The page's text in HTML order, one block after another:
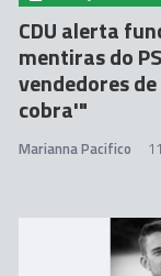
CDU alerta
mentiras do
vendedores
cobra'"
Marianna Pacifico